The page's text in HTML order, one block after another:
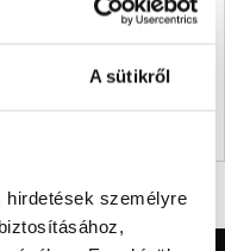
A sütikről
hirdetések személyre
Lőket (m): 1,5 m
készleten